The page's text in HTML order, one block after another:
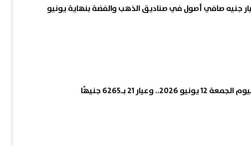
وعيار 21 بـ6265 جنيهًا